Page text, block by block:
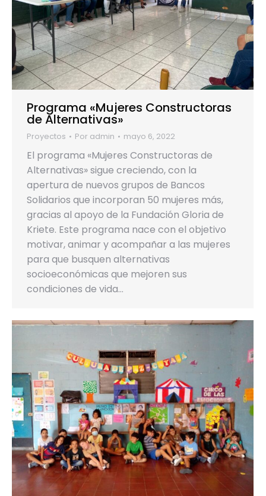
Programa «Mujeres Constructoras
de Alternativas»
Proyectos Por admin mayo 6, 2022
El programa «Mujeres Constructoras de
Alternativas» sigue creciendo, con la
apertura de nuevos grupos de Bancos
Solidarios que incorporan 50 mujeres más,
gracias al apoyo de la Fundación Gloria de
Kriete. Este programa nace con el objetivo
motivar, animar y acompañar a las mujeres
para que busquen alternativas
socioeconómicas que mejoren sus
condiciones de vida…